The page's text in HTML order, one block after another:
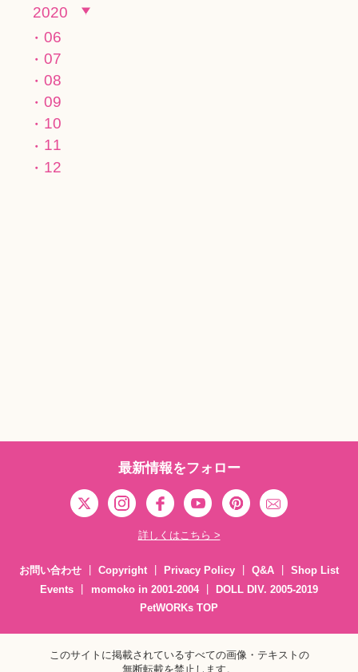
2020
06
07
08
09
10
11
12
最新情報をフォロー
詳しくはこちら >
お問い合わせ Copyright Privacy Policy Q&A
Shop List
Events
momoko in 2001-2004
DOLL DIV. 2005-2019
PetWORKs TOP
このサイトに掲載されているすべての画像・テキストの
無断転載を禁止します。